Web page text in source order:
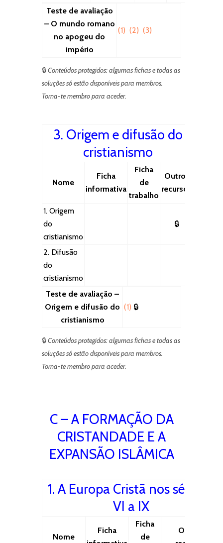
Teste de avaliação
– O mundo romano
no apogeu do
império
(1) (2) (3)
🔒Conteúdos protegidos: algumas fichas e todas as
soluções só estão disponíveis para membros.
Torna-te membro para aceder.
3. Origem e difusão do
cristianismo
Nome
Ficha
informativa
Ficha
de
trabalho
Outros
recursos
1. Origem
do
cristianismo
🔒
2. Difusão
do
cristianismo
Teste de avaliação –
Origem e difusão do
cristianismo
(1) 🔒
🔒Conteúdos protegidos: algumas fichas e todas as
soluções só estão disponíveis para membros.
Torna-te membro para aceder.
C – A FORMAÇÃO DA
CRISTANDADE E A
EXPANSÃO ISLÂMICA
1. A Europa Cristã nos séculos
VI a IX
Nome
Ficha
Ficha
de
Outros